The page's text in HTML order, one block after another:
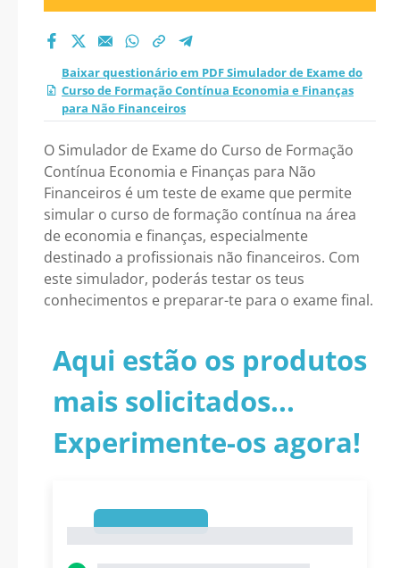
Baixar questionário em PDF Simulador de Exame do
Curso de Formação Contínua Economia e Finanças
para Não Financeiros
O Simulador de Exame do Curso de Formação
Contínua Economia e Finanças para Não
Financeiros é um teste de exame que permite
simular o curso de formação contínua na área
de economia e finanças, especialmente
destinado a profissionais não financeiros. Com
este simulador, poderás testar os teus
conhecimentos e preparar-te para o exame final.
Aqui estão os produtos
mais solicitados...
Experimente-os agora!